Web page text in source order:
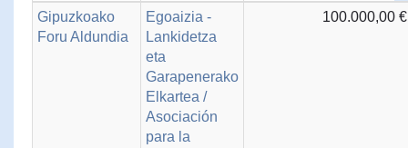
Gipuzkoako
Foru Aldundia
Egoaizia -
Lankidetza
eta
Garapenerako
Elkartea /
Asociación
para la
100.000,00 €